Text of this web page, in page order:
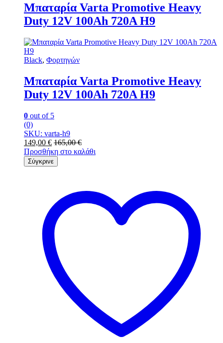
Μπαταρία Varta Promotive Heavy
Duty 12V 100Ah 720Α Η9
Black, Φορτηγών
Μπαταρία Varta Promotive Heavy
Duty 12V 100Ah 720Α Η9
0 out of 5
(0)
SKU: varta-h9
149,00 € 165,00€
Προσθήκη στο καλάθι
Σύγκρινε